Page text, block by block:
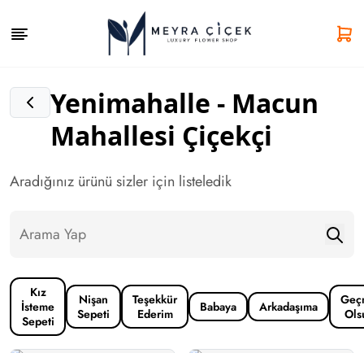
Yenimahalle - Macun
Mahallesi Çiçekçi
Aradığınız ürünü sizler için listeledik
Kız
İsteme
Sepeti
Nişan
Sepeti
Teşekkür
Ederim
Babaya Arkadaşıma